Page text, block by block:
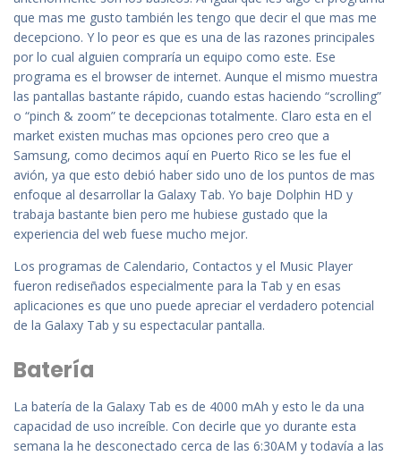
que mas me gusto también les tengo que decir el que mas me
decepciono. Y lo peor es que es una de las razones principales
por lo cual alguien compraría un equipo como este. Ese
programa es el browser de internet. Aunque el mismo muestra
las pantallas bastante rápido, cuando estas haciendo “scrolling”
o “pinch & zoom” te decepcionas totalmente. Claro esta en el
market existen muchas mas opciones pero creo que a
Samsung, como decimos aquí en Puerto Rico se les fue el
avión, ya que esto debió haber sido uno de los puntos de mas
enfoque al desarrollar la Galaxy Tab. Yo baje Dolphin HD y
trabaja bastante bien pero me hubiese gustado que la
experiencia del web fuese mucho mejor.
Los programas de Calendario, Contactos y el Music Player
fueron rediseñados especialmente para la Tab y en esas
aplicaciones es que uno puede apreciar el verdadero potencial
de la Galaxy Tab y su espectacular pantalla.
Batería
La batería de la Galaxy Tab es de 4000 mAh y esto le da una
capacidad de uso increíble. Con decirle que yo durante esta
semana la he desconectado cerca de las 6:30AM y todavía a las